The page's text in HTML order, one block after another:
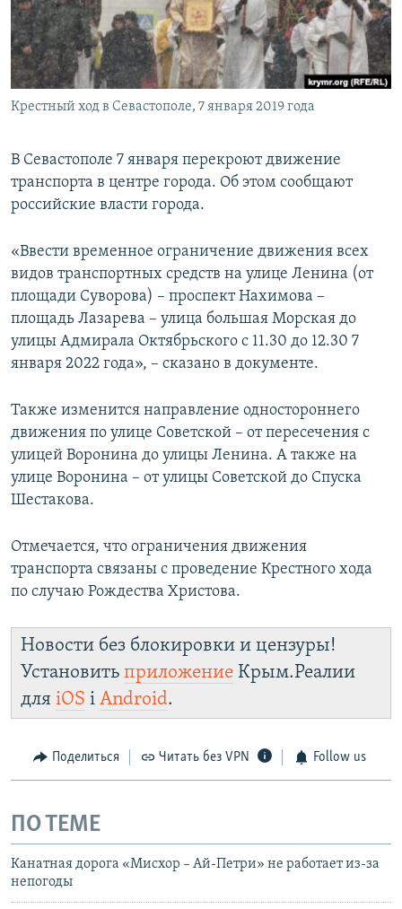
ПОБЕДИТЕЛЕЙ НЕ СУДЯТ?
КРЫМ.НЕПОКОРЕННЫЙ
ELIFBE
УКРАИНСКАЯ ПРОБЛЕМА КРЫМА
ПРИСОЕДИНЯЙТЕСЬ!
Крестный ход в Севастополе, 7 января 2019 года
В Севастополе 7 января перекроют движение
транспорта в центре города. Об этом сообщают
российские власти города.
«Ввести временное ограничение движения всех
видов транспортных средств на улице Ленина (от
площади Суворова) – проспект Нахимова –
площадь Лазарева – улица большая Морская до
улицы Адмирала Октябрьского с 11.30 до 12.30 7
января 2022 года», – сказано в документе.
Также изменится направление одностороннего
движения по улице Советской – от пересечения с
улицей Воронина до улицы Ленина. А также на
улице Воронина – от улицы Советской до Спуска
Шестакова.
Отмечается, что ограничения движения
транспорта связаны с проведение Крестного хода
по случаю Рождества Христова.
Новости без блокировки и цензуры!
Установить приложение Крым.Реалии
для iOS і Android.
Поделиться Читать без VPN Follow us
ПО ТЕМЕ
Канатная дорога «Мисхор – Ай-Петри» не работает из-за
непогоды